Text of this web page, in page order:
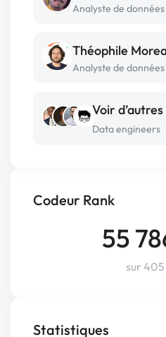
Codeur Rank
55
sur
Statistiques
Analyste de données
Théophile
Analyste de
Voir
Data engineers